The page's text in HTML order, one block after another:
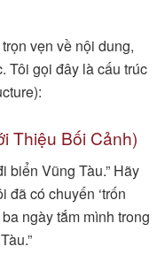
vẹn về nội dung,
Tôi gọi đây là cấu trúc
Thiệu Bối Cảnh)
biển Vũng Tàu.” Hãy
đã có chuyến ‘trốn
ngày tắm mình trong